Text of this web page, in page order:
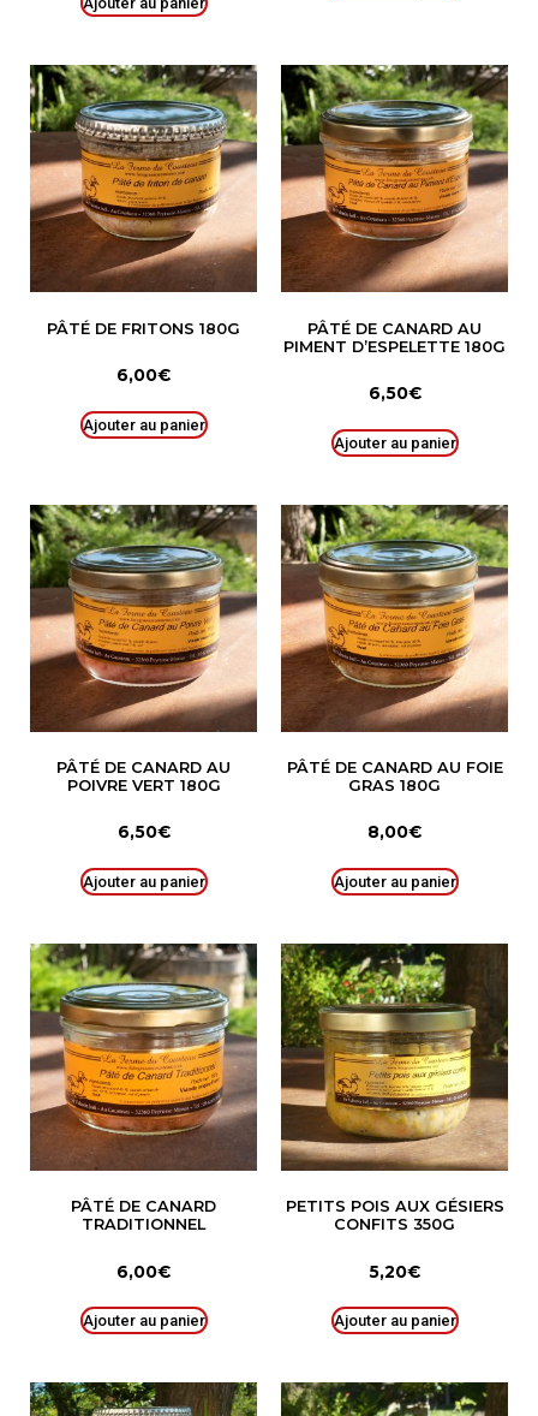
PÂTÉ DE FRITONS 180G
6,00€
Ajouter au panier
PÂTÉ DE CANARD AU
PIMENT D’ESPELETTE 180G
6,50€
Ajouter au panier
PÂTÉ DE CANARD AU
POIVRE VERT 180G
6,50€
Ajouter au panier
PÂTÉ DE CANARD AU FOIE
GRAS 180G
8,00€
Ajouter au panier
PÂTÉ DE CANARD
TRADITIONNEL
6,00€
Ajouter au panier
PETITS POIS AUX GÉSIERS
CONFITS 350G
5,20€
Ajouter au panier